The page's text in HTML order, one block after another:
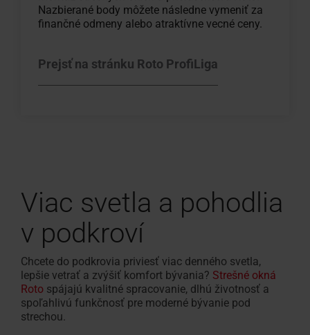
Nazbierané body môžete následne vymeniť za
finančné odmeny alebo atraktívne vecné ceny.
Prejsť na stránku Roto ProfiLiga
Viac svetla a pohodlia
v podkroví
Chcete do podkrovia priviesť viac denného svetla,
lepšie vetrať a zvýšiť komfort bývania? Strešné okná
Roto spájajú kvalitné spracovanie, dlhú životnosť a
spoľahlivú funkčnosť pre moderné bývanie pod
strechou.